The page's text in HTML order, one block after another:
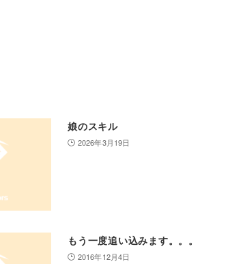
娘のスキル
2026年3月19日
もう一度追い込みます。。。
2016年12月4日